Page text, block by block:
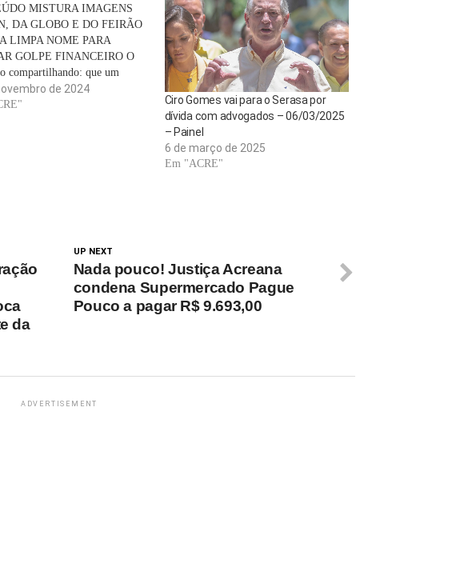
MISTURA IMAGENS
DA GLOBO E DO FEIRÃO
LIMPA NOME PARA
GOLPE FINANCEIRO O
compartilhando: que um
para limpar o nome ajuda
a quitar dívidas por menos de
de 2024
Ciro Gomes vai para o Serasa por
dívida com advogados – 06/03/2025
– Painel
6 de março de 2025
Em "ACRE"
UP NEXT
Nada pouco! Justiça Acreana
condena Supermercado Pague
Pouco a pagar R$ 9.693,00
da
ADVERTISEMENT